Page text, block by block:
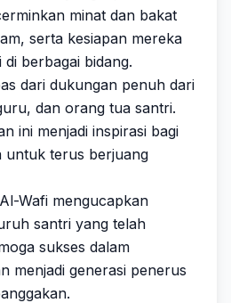
minat dan bakat
serta kesiapan mereka
berbagai bidang.
dari dukungan penuh dari
dan orang tua santri.
ini menjadi inspirasi bagi
untuk terus berjuang
Wafi mengucapkan
santri yang telah
sukses dalam
menjadi generasi penerus